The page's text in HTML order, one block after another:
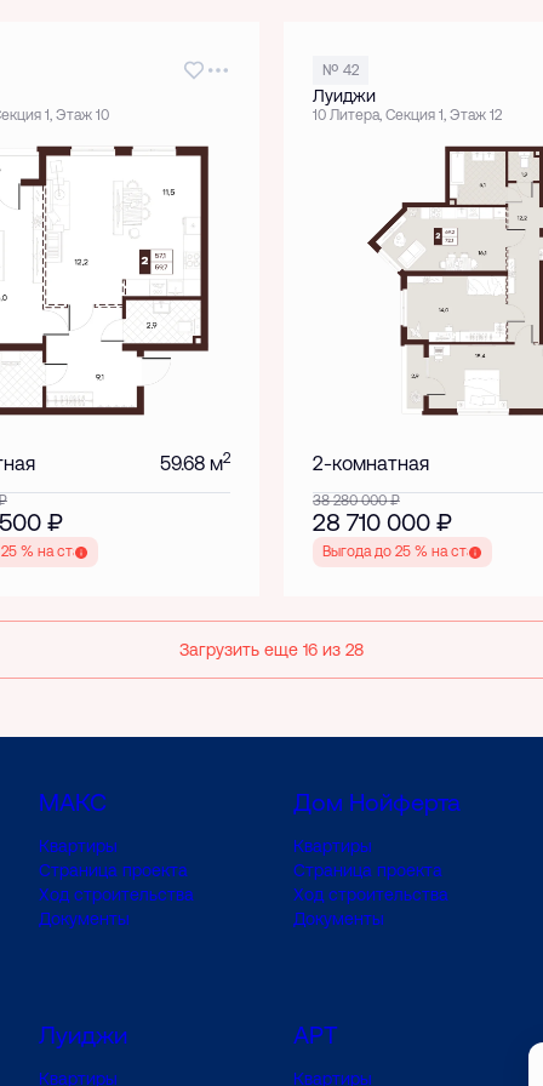
1, Этаж 10
59.68 м2
₽
% на старте
№ 42
Луиджи
10 Литера, Секция 1, Этаж 12
2-комнатная
38 280 000₽
28 710 000 ₽
Выгода до 25 % на старте
Загрузить еще 16 из 28
МАКС
Квартиры
Страница проекта
Ход строительства
Документы
Дом Нойферта
Квартиры
Страница проекта
Ход строительства
Документы
Луиджи
Квартиры
АРТ
Квартиры